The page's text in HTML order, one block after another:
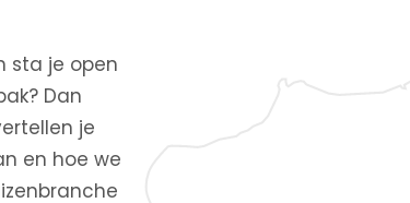
sta je open
Dan
je
en hoe we